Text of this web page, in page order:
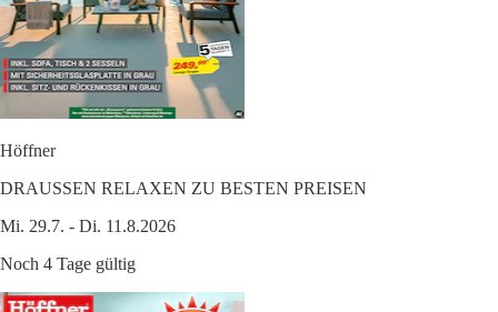
Höffner
DRAUSSEN RELAXEN ZU BESTEN PREISEN
Mi. 29.7. - Di. 11.8.2026
Noch 4 Tage gültig